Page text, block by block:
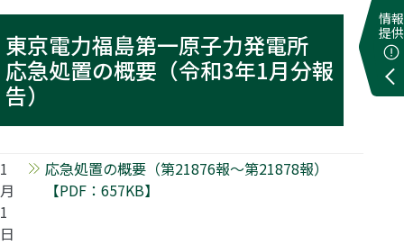
情報
提供
東京電力福島第一原子力発電所
応急処置の概要（令和3年1月分報
告）
1
月
1
日
応急処置の概要（第21876報～第21878報）
【PDF：657KB】